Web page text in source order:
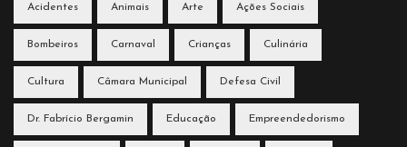
Acidentes Animais Arte Ações Sociais
Bombeiros Carnaval Crianças Culinária
Cultura Câmara Municipal Defesa Civil
Dr. Fabrício Bergamin Educação Empreendedorismo